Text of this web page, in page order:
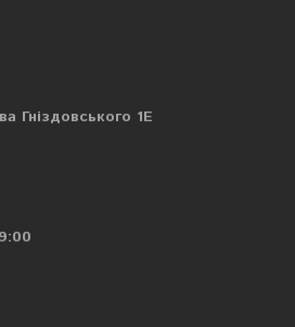
Гніздовського 1Е